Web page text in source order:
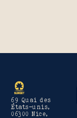
69 Quai des
États-unis,
06300 Nice,